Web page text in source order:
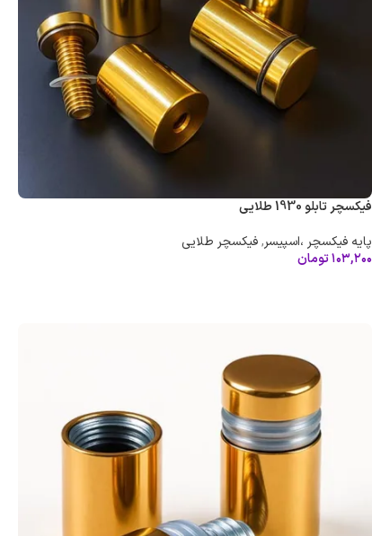
فیکسچر تابلو 1930 طلایی
پایه فیکسچر ،اسپیسر,فیکسچر طلایی
۱۰۳,۲۰۰تومان